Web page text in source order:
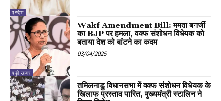
प्रदेश
बड़ी खबर
Wakf Amendment Bill: ममता बनर्जी
का BJP पर हमला, वक्फ संशोधन विधेयक को
बताया देश को बांटने का कदम
03/04/2025
तमिलनाडु विधानसभा में वक्फ संशोधन विधेयक के
खिलाफ प्रस्ताव पारित, मुख्यमंत्री स्टालिन ने